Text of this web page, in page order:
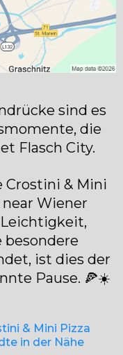
sind es
die
Flasch City.
Crostini & Mini
near Wiener
besondere
ist dies der
Pause. 🍕☀️
& Mini Pizza
in der Nähe